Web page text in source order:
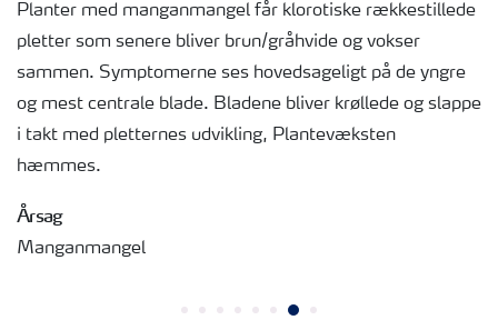
Planter med manganmangel får klorotiske rækkestillede
pletter som senere bliver brun/gråhvide og vokser
sammen. Symptomerne ses hovedsageligt på de yngre
og mest centrale blade. Bladene bliver krøllede og slappe
i takt med pletternes udvikling, Plantevæksten
hæmmes.
Årsag
Manganmangel